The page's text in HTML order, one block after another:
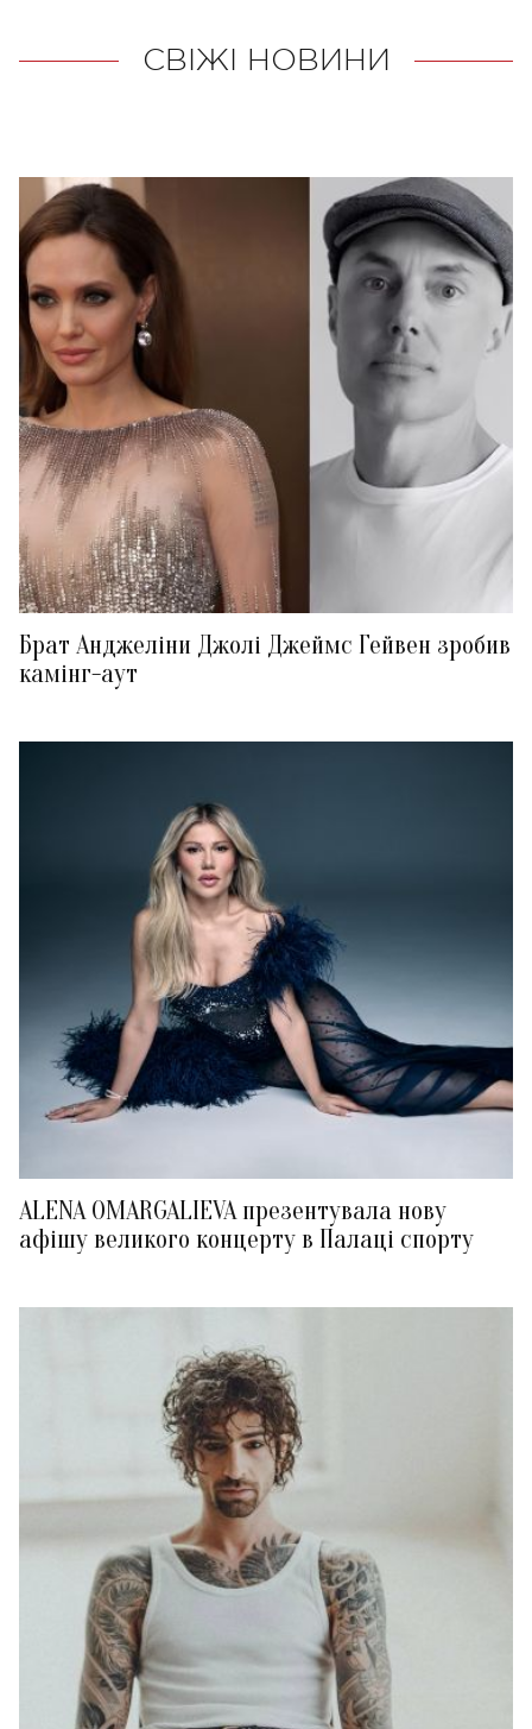
СВІЖІ НОВИНИ
Брат Анджеліни Джолі Джеймс Гейвен зробив
камінг-аут
ALENA OMARGALIEVA презентувала нову
афішу великого концерту в Палаці спорту